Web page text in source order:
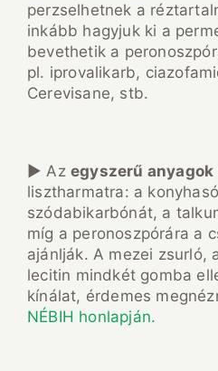
perzselhetnek a
inkább hagyjuk ki a
bevethetik a
pl. iprovalikarb,
Cerevisane, stb.
► Az egyszerű anyagok
lisztharmatra: a
szódabikarbónát, a
míg a peronoszpórára a
ajánlják. A mezei zsurló,
lecitin mindkét gomba
kínálat, érdemes
NÉBIH honlapján.